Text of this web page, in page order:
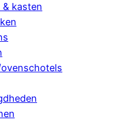
& kasten